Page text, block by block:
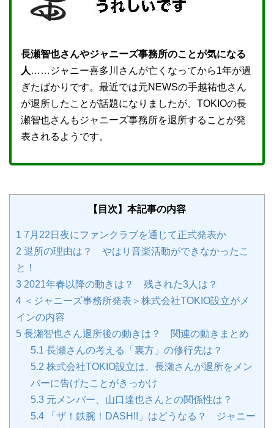
長瀬智也さんやジャニーズ事務所のことが気になる
人 ……ジャニー喜多川さんが亡くなってから1年が過
ぎたばかりです。最近では元NEWSの手越祐也さん
が退所したことが話題になりましたが、TOKIOの長
瀬智也さんもジャニーズ事務所を退所することが発
表されるようです。
【目次】本記事の内容
1 7月22日夜にファンクラブを通じて正式発表か
2 退所の理由は？ やはり音楽活動ができなかったこ
と！
3 2021年春以降の動きは？ 残された3人は？
4 ＜ジャニーズ事務所発表＞株式会社TOKIO設立がメ
インの内容
5 長瀬智也さん退所後の動きは？ 関連の動きまとめ
5.1 長瀬さんの考える「裏方」の修行先は？
5.2 株式会社TOKIO設立は、長瀬さんが退所をメン
バーに告げたことがきっかけ
5.3 元メンバー、山口達也さんとの関係性は？
5.4 「ザ！鉄腕！DASH!!」はどうなる？ ジャニー